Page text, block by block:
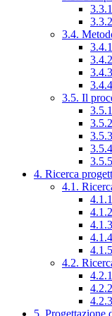
3.4.
3.5. Il
4. Ricerca
4.1.
4.2.
5. Progettazione